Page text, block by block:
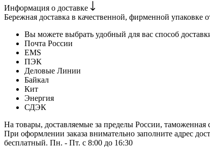
Информация о доставке
Бережная доставка в качественной, фирменной упаковке
Вы можете выбрать удобный для вас способ
Почта России
EMS
ПЭК
Деловые Линии
Байкал
Кит
Энергия
СДЭК
На товары, доставляемые за пределы России,
При оформлении заказа внимательно заполните адрес
бесплатный. Пн. - Пт. с 8:00 до 16:30